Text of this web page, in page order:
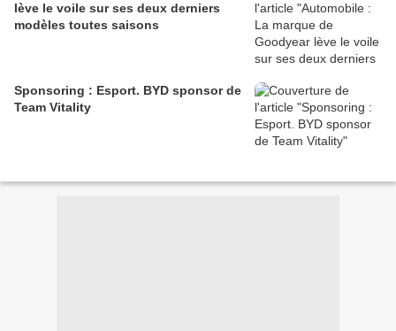
lève le voile sur ses deux derniers
modèles toutes saisons
Sponsoring : Esport. BYD sponsor de
Team Vitality